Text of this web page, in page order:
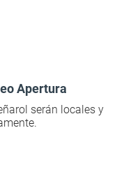
Apertura
serán locales y